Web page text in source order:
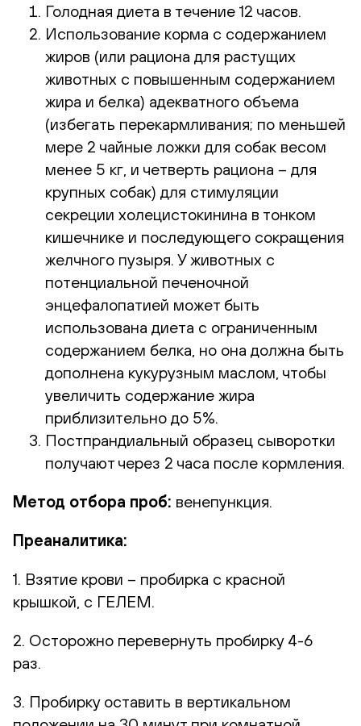
Голодная диета в течение 12 часов.
Использование корма с содержанием
жиров (или рациона для растущих
животных с повышенным содержанием
жира и белка) адекватного объема
(избегать перекармливания; по меньшей
мере 2 чайные ложки для собак весом
менее 5 кг, и четверть рациона – для
крупных собак) для стимуляции
секреции холецистокинина в тонком
кишечнике и последующего сокращения
желчного пузыря. У животных с
потенциальной печеночной
энцефалопатией может быть
использована диета с ограниченным
содержанием белка, но она должна быть
дополнена кукурузным маслом, чтобы
увеличить содержание жира
приблизительно до 5%.
Постпрандиальный образец сыворотки
получают через 2 часа после кормления.
Метод отбора проб: венепункция.
Преаналитика:
1. Взятие крови – пробирка с красной
крышкой, с ГЕЛЕМ.
2. Осторожно перевернуть пробирку 4-6
раз.
3. Пробирку оставить в вертикальном